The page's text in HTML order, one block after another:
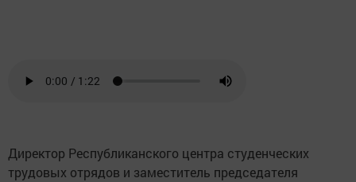
Директор Республиканского центра студенческих
трудовых отрядов и заместитель председателя